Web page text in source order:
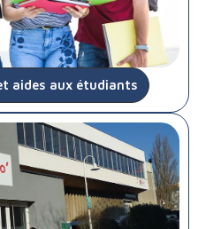
aides aux étudiants